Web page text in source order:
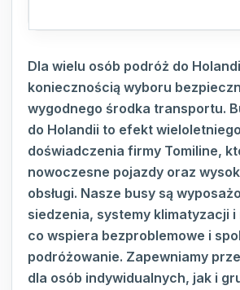
Dla wielu osób podróż do
koniecznością wyboru
wygodnego środka transportu.
do Holandii to efekt wieloletniego
doświadczenia firmy Tomiline,
nowoczesne pojazdy oraz
obsługi. Nasze busy są
siedzenia, systemy klimatyzacji i
co wspiera bezproblemowe i
podróżowanie. Zapewniamy
dla osób indywidualnych, jak i